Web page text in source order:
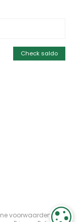
Check saldo
voorwaarden-